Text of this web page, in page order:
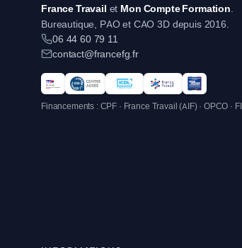
France Travail et Mon Compte Formation
Bureautique, PAO et CAO 3D depuis 2016.
06 44 60 79 11
contact@francefg.fr
Financements : CPF · France Travail (AIF) · OPCO ·